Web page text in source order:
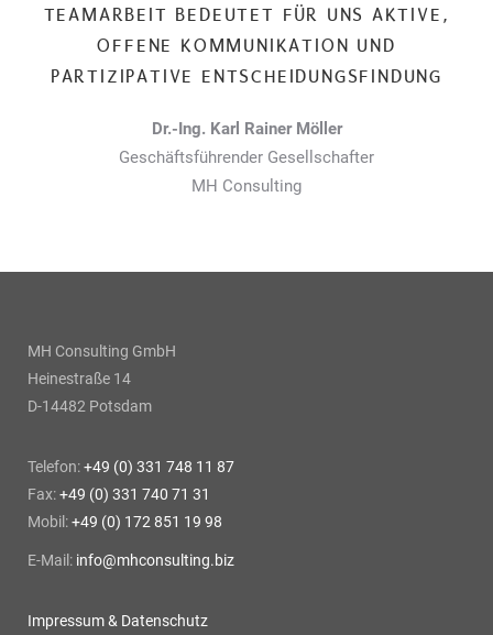
TEAMARBEIT BEDEUTET FÜR UNS AKTIVE,
OFFENE KOMMUNIKATION UND
PARTIZIPATIVE ENTSCHEIDUNGSFINDUNG
Dr.-Ing. Karl Rainer Möller
Geschäftsführender Gesellschafter
MH Consulting
MH Consulting GmbH
Heinestraße 14
D-14482 Potsdam
Telefon:+49 (0) 331 748 11 87
Fax:+49 (0) 331 740 71 31
Mobil:+49 (0) 172 851 19 98
E-Mail: info@mhconsulting.biz
Impressum & Datenschutz